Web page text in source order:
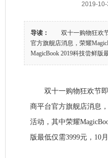
2019-
导读：
双十一购物狂欢节
官方旗舰店消息，荣耀
MagicBook 2019科技尝鲜版
双十一购物狂欢节即
商平台官方旗舰店消息
活动，其中荣耀
版最低仅需3999元，10